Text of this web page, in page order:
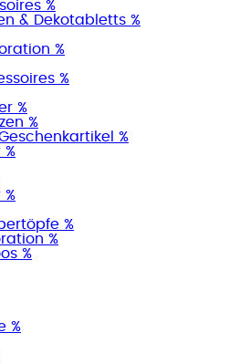
%
& Dekotabletts %
%
%
%
%
%
%
%
%
%